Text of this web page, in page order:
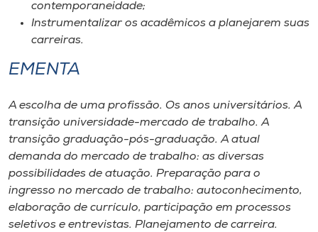
contemporaneidade;
Instrumentalizar os acadêmicos a planejarem suas
carreiras.
EMENTA
A escolha de uma profissão. Os anos universitários. A
transição universidade-mercado de trabalho. A
transição graduação-pós-graduação. A atual
demanda do mercado de trabalho: as diversas
possibilidades de atuação. Preparação para o
ingresso no mercado de trabalho: autoconhecimento,
elaboração de currículo, participação em processos
seletivos e entrevistas. Planejamento de carreira.